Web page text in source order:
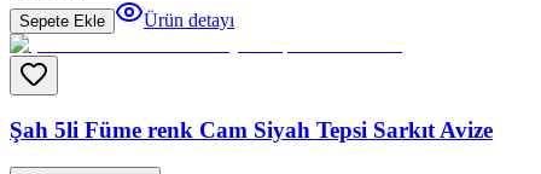
Sepete Ekle Ürün detayı
Şah 5li Füme renk Cam Siyah Tepsi Sarkıt Avize